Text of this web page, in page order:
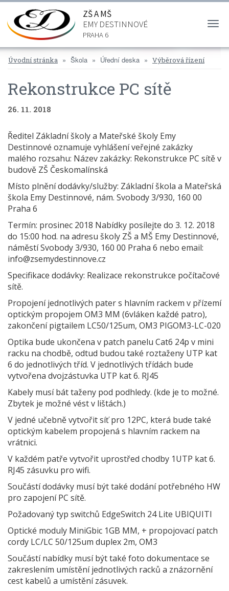
ZŠ A MŠ
EMY DESTINNOVÉ
PRAHA 6
Úvodní stránka Škola Úřední deska Výběrová řízení
Rekonstrukce PC sítě
26. 11. 2018
Ředitel Základní školy a Mateřské školy Emy
Destinnové oznamuje vyhlášení veřejné zakázky
malého rozsahu: Název zakázky: Rekonstrukce PC sítě v
budově ZŠ Českomalínská
Místo plnění dodávky/služby: Základní škola a Mateřská
škola Emy Destinnové, nám. Svobody 3/930, 160 00
Praha 6
Termín: prosinec 2018 Nabídky posílejte do 3. 12. 2018
do 15:00 hod. na adresu školy ZŠ a MŠ Emy Destinnové,
náměstí Svobody 3/930, 160 00 Praha 6 nebo email:
info@zsemydestinnove.cz
Specifikace dodávky: Realizace rekonstrukce počítačové
sítě.
Propojení jednotlivých pater s hlavním rackem v přízemí
optickým propojem OM3 MM (6vláken každé patro),
zakončení pigtailem LC50/125um, OM3 PIGOM3-LC-020
Optika bude ukončena v patch panelu Cat6 24p v mini
racku na chodbě, odtud budou také roztaženy UTP kat
6 do jednotlivých tříd. V jednotlivých třídách bude
vytvořena dvojzástuvka UTP kat 6. RJ45
Kabely musí bát taženy pod podhledy. (kde je to možné.
Zbytek je možné vést v lištách.)
V jedné učebně vytvořit síť pro 12PC, která bude také
optickým kabelem propojená s hlavním rackem na
vrátnici.
V každém patře vytvořit uprostřed chodby 1UTP kat 6.
RJ45 zásuvku pro wifi.
Součástí dodávky musí být také dodání potřebného HW
pro zapojení PC sítě.
Požadovaný typ switchů EdgeSwitch 24 Lite UBIQUITI
Optické moduly MiniGbic 1GB MM, + propojovací patch
cordy LC/LC 50/125um duplex 2m, OM3
Součástí nabídky musí být také foto dokumentace se
zakreslením umístění jednotlivých racků a znázornění
cest kabelů a umístění zásuvek.